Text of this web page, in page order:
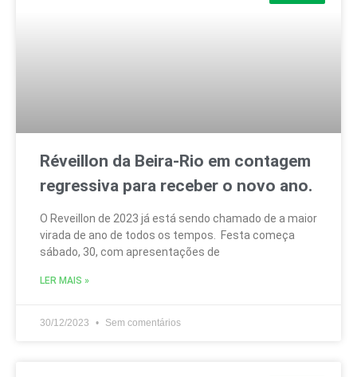
Réveillon da Beira-Rio em contagem
regressiva para receber o novo ano.
O Reveillon de 2023 já está sendo chamado de a maior
virada de ano de todos os tempos. Festa começa
sábado, 30, com apresentações de
LER MAIS »
30/12/2023 Sem comentários